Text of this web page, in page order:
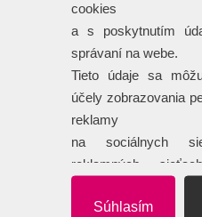
cookies
a s poskytnutím
správaní na webe.
Tieto údaje sa
účely zobrazovania
reklamy
na sociálnych
reklamných
Súhlasím